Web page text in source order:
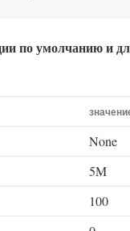
по умолчанию и
None
5M
100